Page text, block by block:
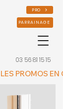
PRO
PARRAINAGE
03 56 81 15 15